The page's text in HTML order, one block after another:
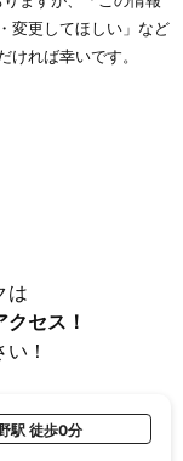
変更してほしい」など
ければ幸いです。
は
セス！
！
駅 徒歩0分